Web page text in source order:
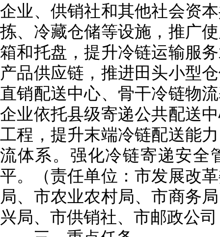
企业、供销社和其他社会资
拣、冷藏仓储等设施，推广
箱和托盘，提升冷链运输服
产品供应链，推进田头小型
直销配送中心、骨干冷链物
企业依托县级寄递公共配送
工程，提升末端冷链配送能
流体系。强化冷链寄递安全
平。（责任单位：市发展改
局、市农业农村局、市商务
兴局、市供销社、市邮政公